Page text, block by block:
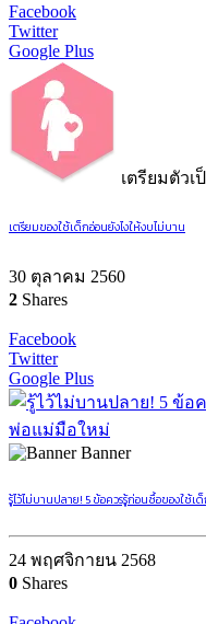
Facebook
Twitter
Google Plus
เตรียมตัวเ
เตรียมของใช้เด็กอ่อนยังไงให้งบไม่บาน
30 ตุลาคม 2560
2 Shares
Facebook
Twitter
Google Plus
Banner
รู้ไว้ไม่บานปลาย! 5 ข้อควรรู้ก่อนซื้อของใช้
24 พฤศจิกายน 2568
0 Shares